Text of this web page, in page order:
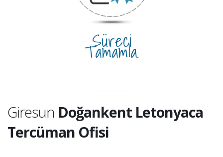
Süreci
Tamamla.
Giresun Doğankent Letonyaca
Tercüman Ofisi